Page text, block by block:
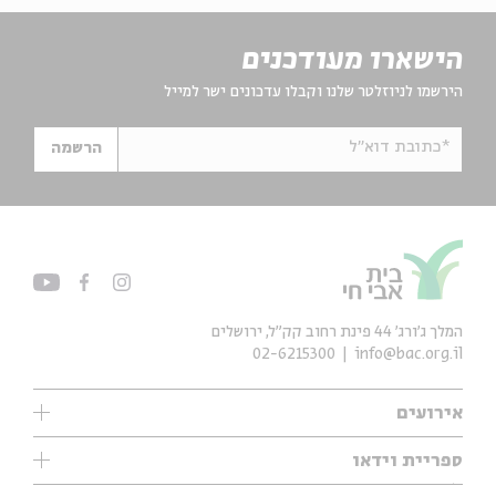
הישארו מעודכנים
הירשמו לניוזלטר שלנו וקבלו עדכונים ישר למייל
*כתובת דוא"ל הרשמה
אירועים
עיון
אנגלית
ספריית וידאו
ילדים
המלך ג'ורג' 44 פינת רחוב קק״ל, ירושלים
info@bac.org.il
02-6215300